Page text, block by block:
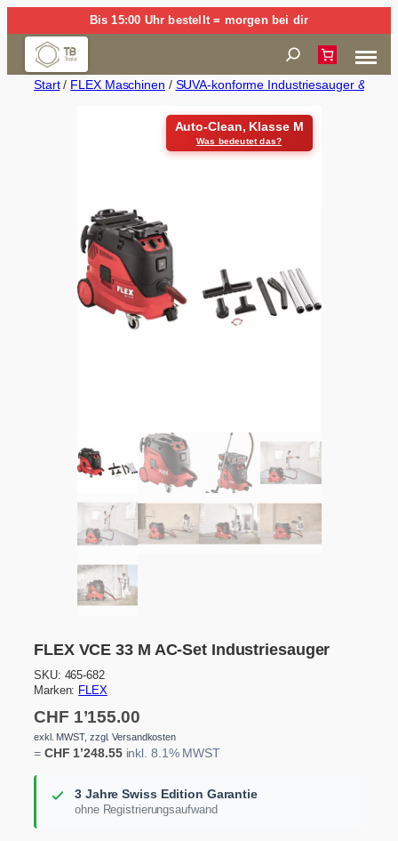
Inhalt
springen
Bis 15:00 Uhr bestellt = morgen bei dir
Suchen
Start/ FLEX Maschinen / SUVA-konforme Industriesauger &
Auto-Clean, Klasse M
Was bedeutet das?
FLEX VCE 33 M AC-Set Industriesauger
CHF 1’155.00
exkl. MWST, zzgl. Versandkosten
= CHF 1’248.55inkl. 8.1% MWST
3 Jahre Swiss Edition Garantie
ohne Registrierungsaufwand
SKU: 465-682
Marken: FLEX